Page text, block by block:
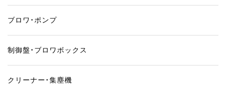
ブロワ・ポンプ
制御盤・ブロワボックス
クリーナー・集塵機